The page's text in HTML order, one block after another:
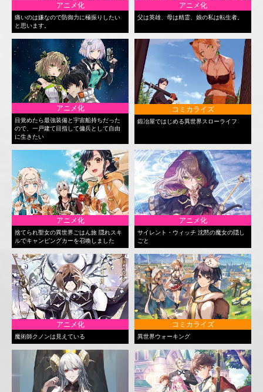
アニメ化
痛いのは嫌なので防御力に極振りしたい
と思います。
アニメ化
父は英雄、母は精霊、娘の私は転生者。
アニメ化
目覚めたら最強装備と宇宙船持ちだった
ので、一戸建て目指して傭兵として自由
に生きたい
コミカライズ
鍛冶屋ではじめる異世界スローライフ
アニメ化
捨てられ聖女の異世界ごはん旅 隠れスキ
ルでキャンピングカーを召喚しました
アニメ化
サイレント・ウィッチ 沈黙の魔女の隠し
ごと
アニメ化
魔術師クノンは見えている
コミカライズ
異世界ウォーキング